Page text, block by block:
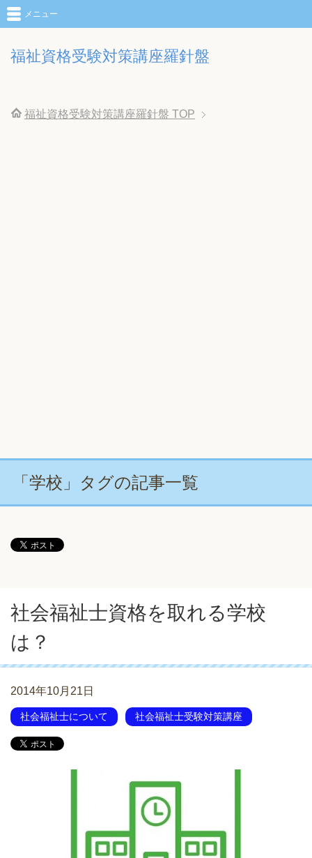
福祉資格受験対策講座羅針盤
メニュー
福祉資格受験対策講座羅針盤 TOP
「学校」タグの記事一覧
社会福祉士資格を取れる学校
は？
2014年10月21日
社会福祉士について 社会福祉士受験対策講座